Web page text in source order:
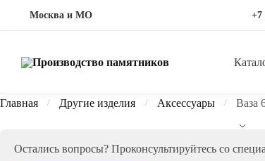
Москва и МО +7
Главная / Другие изделия / Аксессуары / Ваза
Остались вопросы? Проконсультируйтесь со